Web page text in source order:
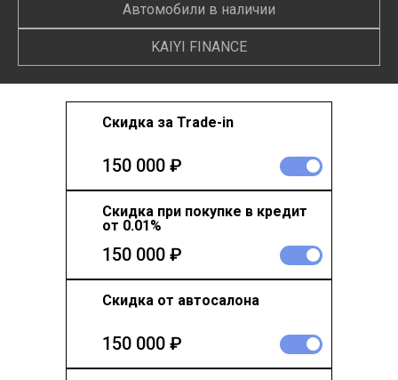
Автомобили в наличии
KAIYI FINANCE
Скидка за Trade-in
150 000 ₽
Скидка при покупке в кредит
от 0.01%
150 000 ₽
Скидка от автосалона
150 000 ₽